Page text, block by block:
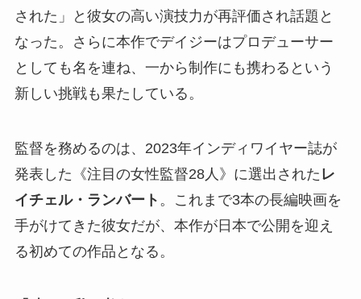
された」と彼女の高い演技力が再評価され話題と
なった。さらに本作でデイジーはプロデューサー
としても名を連ね、一から制作にも携わるという
新しい挑戦も果たしている。
監督を務めるのは、2023年インディワイヤー誌が
発表した《注目の女性監督28人》に選出された レ
イチェル・ランバート 。これまで3本の長編映画を
手がけてきた彼女だが、本作が日本で公開を迎え
る初めての作品となる。